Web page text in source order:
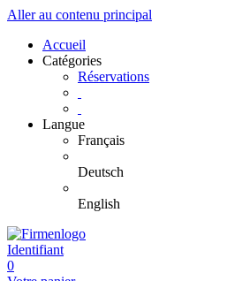
Aller au contenu principal
Accueil
Catégories
Réservations
Langue
Français
Deutsch
English
Identifiant
0